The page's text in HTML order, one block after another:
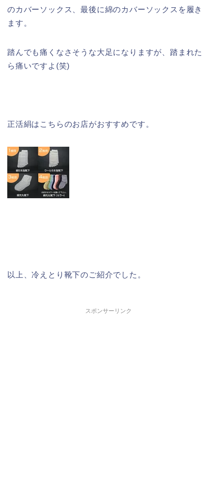
のカバーソックス、最後に綿のカバーソックスを履き
ます。
踏んでも痛くなさそうな大足になりますが、踏まれた
ら痛いですよ(笑)
正活絹はこちらのお店がおすすめです。
以上、冷えとり靴下のご紹介でした。
スポンサーリンク